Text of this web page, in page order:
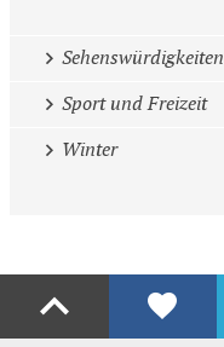
Sehenswürdigkeiten
Sport und Freizeit
Winter
Liken
Teilen
Abonnieren